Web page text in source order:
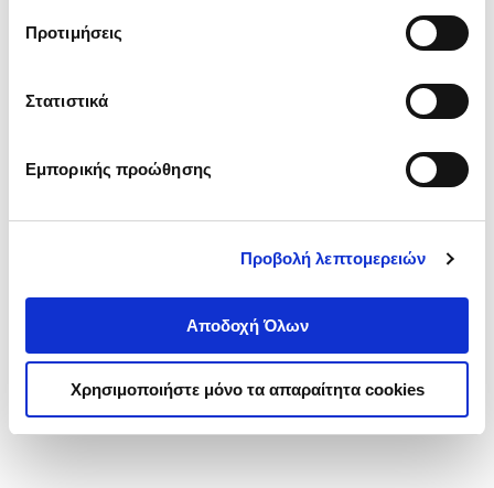
Προτιμήσεις
Στατιστικά
Εμπορικής προώθησης
Προβολή λεπτομερειών
Αποδοχή Όλων
Χρησιμοποιήστε μόνο τα απαραίτητα cookies